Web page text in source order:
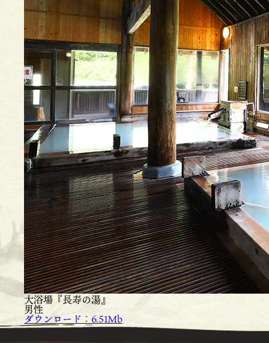
大浴場『長寿の湯』
男性
ダウンロード：6.51Mb